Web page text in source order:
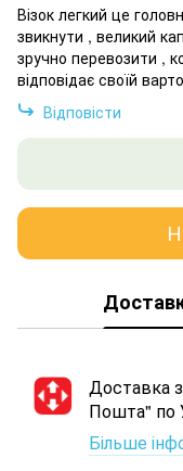
Візок легкий це
звикнути , великий
зручно перевозити ,
відповідає своїй
Відповісти
Доставка
Пошта" по
Більше